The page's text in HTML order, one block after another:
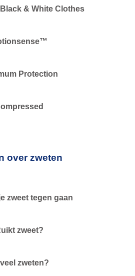
& White Clothes
Protection
over zweten
zweet tegen gaan
zweet?
zweten?